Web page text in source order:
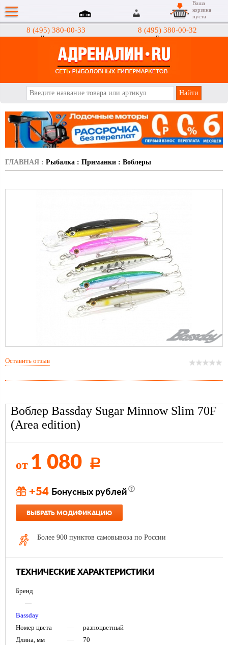
8 (495) 380-00-33
Интернет-магазин
8 (495) 380-00-32
Гипермаркеты
Ваша
корзина
пуста
ГЛАВНАЯ : Рыбалка : Приманки : Воблеры
Воблер Bassday Sugar Minnow Slim 70F
(Area edition)
от 1 080 Р
+54 Бонусных рублей
ВЫБРАТЬ МОДИФИКАЦИЮ
Более 900 пунктов самовывоза по России
ТЕХНИЧЕСКИЕ ХАРАКТЕРИСТИКИ
Бренд
—
Bassday
Номер цвета
—
разноцветный
Длина, мм
—
70
Оставить отзыв